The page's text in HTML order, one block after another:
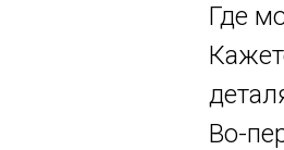
Где
Во-